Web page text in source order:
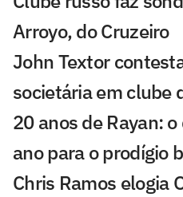
Arroyo, do Cruzeiro
John Textor
societária em clube
20 anos de Rayan:
ano para o prodígio
Chris Ramos elogia